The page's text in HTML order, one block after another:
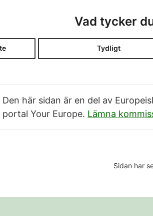
Vad tycker
Tydligt
Den här sidan är en del av
portal Your Europe. Lämna
Sidan har